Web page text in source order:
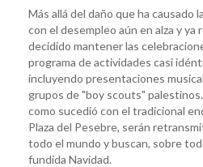
Más allá del daño que ha causado
con el desempleo aún en alza y ya
decidido mantener las
programa de actividades casi
incluyendo presentaciones
grupos de "boy scouts"
como sucedió con el tradicional
Plaza del Pesebre, serán
todo el mundo y buscan, sobre
fundida Navidad.